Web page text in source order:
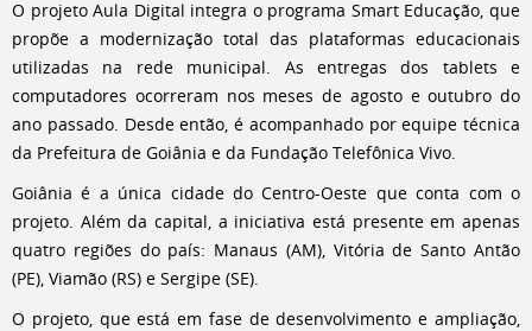
O projeto Aula Digital integra o programa Smart Educação, que
propõe a modernização total das plataformas educacionais
utilizadas na rede municipal. As entregas dos tablets e
computadores ocorreram nos meses de agosto e outubro do
ano passado. Desde então, é acompanhado por equipe técnica
da Prefeitura de Goiânia e da Fundação Telefônica Vivo.
Goiânia é a única cidade do Centro-Oeste que conta com o
projeto. Além da capital, a iniciativa está presente em apenas
quatro regiões do país: Manaus (AM), Vitória de Santo Antão
(PE), Viamão (RS) e Sergipe (SE).
O projeto, que está em fase de desenvolvimento e ampliação,